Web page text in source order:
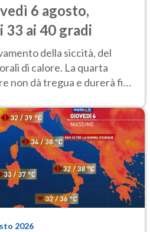
6 agosto,
ai 40 gradi
della siccità, del
di calore. La quarta
non dà tregua e durerà fino
2026